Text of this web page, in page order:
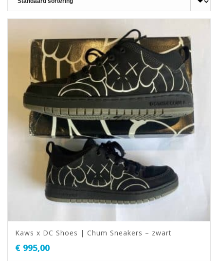
Kaws x DC Shoes | Chum Sneakers – zwart
€ 995,00